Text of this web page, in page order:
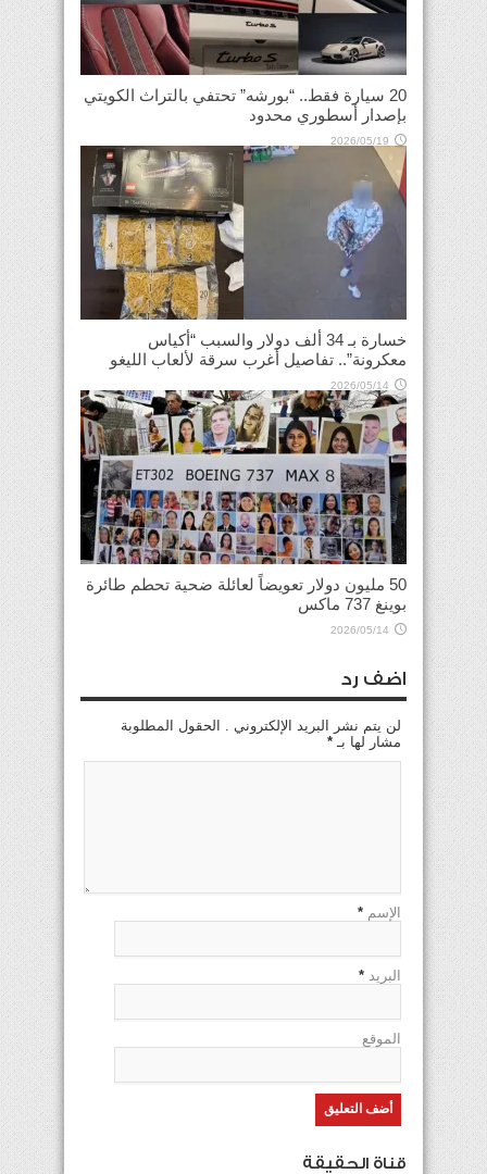
20 سيارة فقط.. “بورشه” تحتفي بالتراث الكويتي
بإصدار أسطوري محدود
2026/05/19
خسارة بـ 34 ألف دولار والسبب “أكياس
معكرونة”.. تفاصيل أغرب سرقة لألعاب الليغو
2026/05/14
50 مليون دولار تعويضاً لعائلة ضحية تحطم طائرة
بوينغ 737 ماكس
2026/05/14
اضف رد
لن يتم نشر البريد الإلكتروني . الحقول المطلوبة
مشار لها بـ *
الإسم *
البريد *
الموقع
قناة الحقيقة